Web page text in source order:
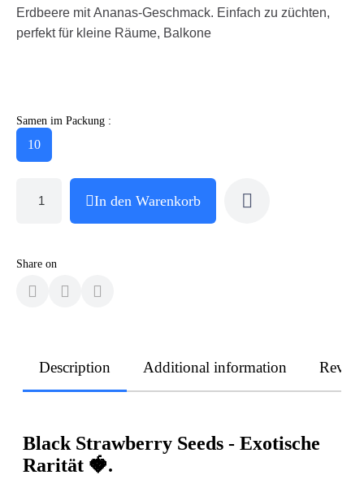
Erdbeere mit Ananas-Geschmack. Einfach zu züchten,
perfekt für kleine Räume, Balkone
Samen im Packung :
10
In den Warenkorb
Share on
Description Additional information
Black Strawberry Seeds - Exotische
Rarität 🍓.